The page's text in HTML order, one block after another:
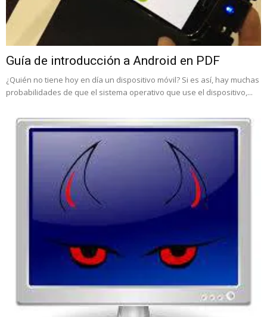
Guía de introducción a Android en PDF
¿Quién no tiene hoy en día un dispositivo móvil? Si es así, hay muchas
probabilidades de que el sistema operativo que use el dispositivo,...